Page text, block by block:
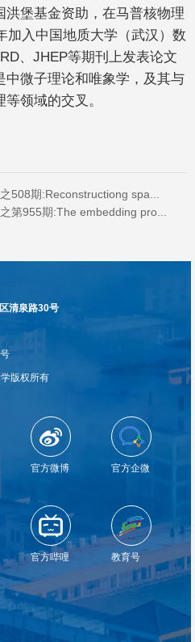
堡基金资助，在马普核物理
加入中国地质大学（武汉）数
、JHEP等期刊上发表论文
中微子理论和唯象学，及其与
领域的交叉。
508期:Reconstructiong spa...
第955期:The embedding pro...
清泉路30号
版权所有
官方微博 官方企微
官方哔哩 教育号